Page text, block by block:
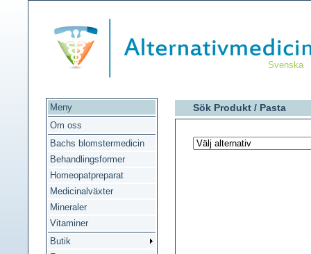
Svenska
Meny
Om oss
Bachs blomstermedicin
Behandlingsformer
Homeopatpreparat
Medicinalväxter
Mineraler
Vitaminer
Butik
Sök Produkt / Pasta